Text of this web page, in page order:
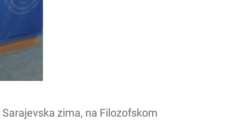
zima, na Filozofskom